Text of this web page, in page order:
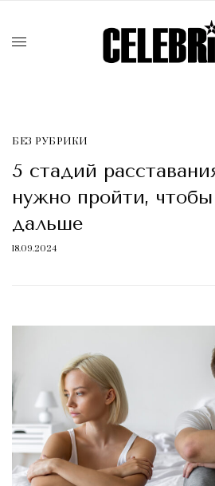
БЕЗ РУБРИКИ
5 стадий
нужно пройти, чтобы
дальше
18.09.2024